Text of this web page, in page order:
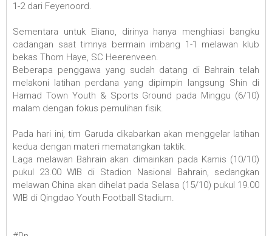
1-2 dari Feyenoord.
Sementara untuk Eliano, dirinya hanya menghiasi bangku
cadangan saat timnya bermain imbang 1-1 melawan klub
bekas Thom Haye, SC Heerenveen.
Beberapa penggawa yang sudah datang di Bahrain telah
melakoni latihan perdana yang dipimpin langsung Shin di
Hamad Town Youth & Sports Ground pada Minggu (6/10)
malam dengan fokus pemulihan fisik.
Pada hari ini, tim Garuda dikabarkan akan menggelar latihan
kedua dengan materi mematangkan taktik.
Laga melawan Bahrain akan dimainkan pada Kamis (10/10)
pukul 23.00 WIB di Stadion Nasional Bahrain, sedangkan
melawan China akan dihelat pada Selasa (15/10) pukul 19.00
WIB di Qingdao Youth Football Stadium.